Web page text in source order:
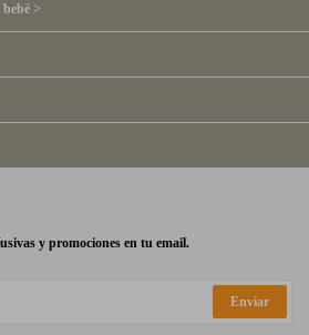
>
y promociones en tu email.
Enviar